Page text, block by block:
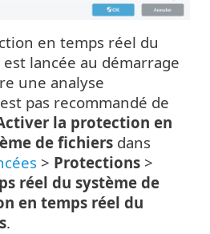
en temps réel du
lancée au démarrage
une analyse
pas recommandé de
la protection en
de fichiers dans
> Protections >
réel du système de
en temps réel du
.